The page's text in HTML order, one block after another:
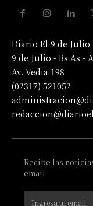
Diario El 9 de Julio
9 de Julio - Bs As -
Av. Vedia 198
(02317) 521052
Recibe las
email.